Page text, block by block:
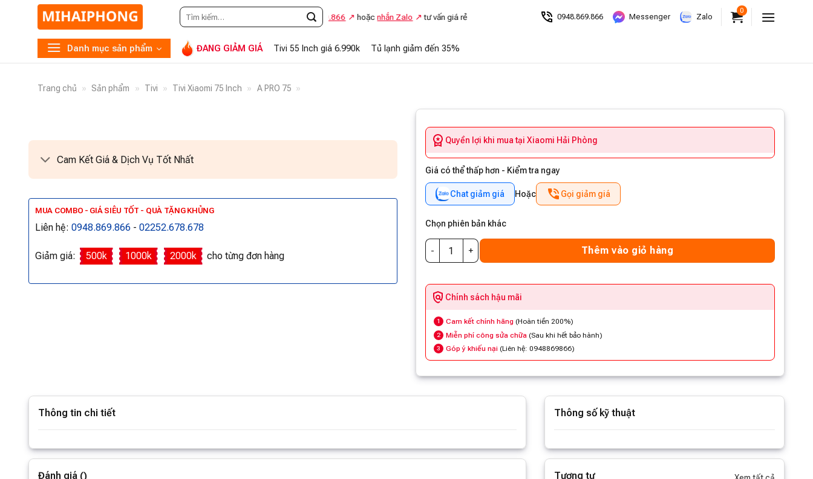
Tìm
kiếm:
0948.869.866 hoặcnhắn Zalo tư vấn giá rẻ 0948.869.866 Messenger Zalo
0
Danh mục sản phẩm ĐANG GIẢM GIÁ Tivi 55 Inch giá 6.990k Tủ lạnh giảm đến 35%
Trang chủ » Sản phẩm » Tivi » Tivi Xiaomi 75 Inch » A PRO 75 »
Cam Kết Giá & Dịch Vụ Tốt Nhất
MUA COMBO - GIÁ SIÊU TỐT - QUÀ TẶNG KHỦNG
Liên hệ: 0948.869.866 - 02252.678.678
Giảm giá: 500k 1000k 2000k cho từng đơn hàng
Quyền lợi khi mua tại Xiaomi Hải Phòng
Giá có thể thấp hơn - Kiểm tra ngay
Chat giảm giá Hoặc Gọi giảm giá
Chọn phiên bản khác
Thêm vào giỏ hàng
Chính sách hậu mãi
1 Cam kết chính hãng (Hoàn tiền 200%)
2 Miễn phí công sửa chữa (Sau khi hết bảo hành)
3 Góp ý khiếu nại (Liên hệ: 0948869866)
Thông tin chi tiết Thông số kỹ thuật
Đánh giá () Tương tự